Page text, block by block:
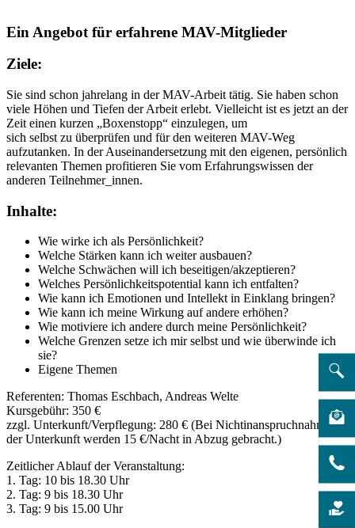
Ein Angebot für erfahrene MAV-Mitglieder
Ziele:
Sie sind schon jahrelang in der MAV-Arbeit tätig. Sie haben schon
viele Höhen und Tiefen der Arbeit erlebt. Vielleicht ist es jetzt an der
Zeit einen kurzen „Boxenstopp“ einzulegen, um
sich selbst zu überprüfen und für den weiteren MAV-Weg
aufzutanken. In der Auseinandersetzung mit den eigenen, persönlich
relevanten Themen profitieren Sie vom Erfahrungswissen der
anderen Teilnehmer_innen.
Inhalte:
Wie wirke ich als Persönlichkeit?
Welche Stärken kann ich weiter ausbauen?
Welche Schwächen will ich beseitigen/akzeptieren?
Welches Persönlichkeitspotential kann ich entfalten?
Wie kann ich Emotionen und Intellekt in Einklang bringen?
Wie kann ich meine Wirkung auf andere erhöhen?
Wie motiviere ich andere durch meine Persönlichkeit?
Welche Grenzen setze ich mir selbst und wie überwinde ich
sie?
Eigene Themen
Referenten: Thomas Eschbach, Andreas Welte
Kursgebühr: 350 €
zzgl. Unterkunft/Verpflegung: 280 € (Bei Nichtinanspruchnahme
der Unterkunft werden 15 €/Nacht in Abzug gebracht.)
Zeitlicher Ablauf der Veranstaltung:
1. Tag: 10 bis 18.30 Uhr
2. Tag: 9 bis 18.30 Uhr
3. Tag: 9 bis 15.00 Uhr